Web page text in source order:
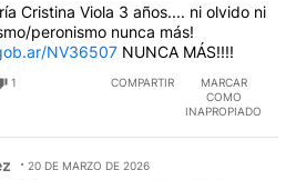
Cristina Viola 3 años.... ni olvido ni
peronismo nunca más!
NV36507 NUNCA MÁS!!!!
1 COMPARTIR
MARCAR
COMO
INAPROPIADO
Rodriguez.
20 DE MARZO DE 2026